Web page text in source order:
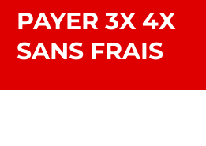
PAYER 3X 4X
SANS FRAIS